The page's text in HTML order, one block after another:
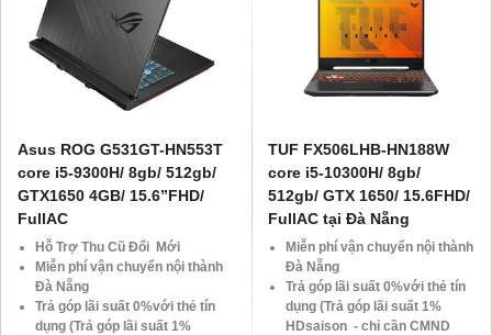
Asus ROG G531GT-HN553T
core i5-9300H/ 8gb/ 512gb/
GTX1650 4GB/ 15.6”FHD/
FullAC
Hỗ Trợ Thu Cũ Đổi Mới
Miễn phí vận chuyển nội thành
Đà Nẵng
Trả góp lãi suất 0%với thẻ tín
dụng (Trả góp lãi suất 1%
TUF FX506LHB-HN188W
core i5-10300H/ 8gb/
512gb/ GTX 1650/ 15.6FHD/
FullAC tại Đà Nẵng
Miễn phí vận chuyển nội thành
Đà Nẵng
Trả góp lãi suất 0%với thẻ tín
dụng (Trả góp lãi suất 1%
HDsaison - chỉ cần CMND